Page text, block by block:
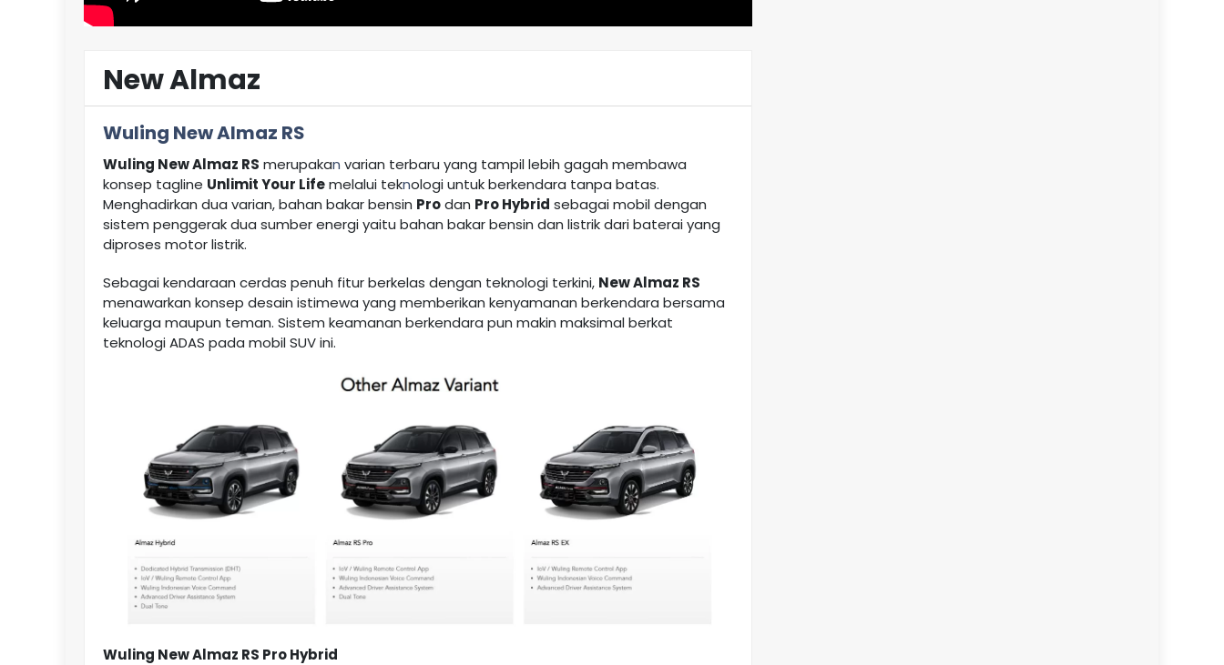
New Almaz
Wuling New Almaz RS
Wuling New Almaz RS merupakan varian terbaru yang tampil lebih gagah membawa
konsep tagline Unlimit Your Lifemelalui teknologi untuk berkendara tanpa batas.
Menghadirkan dua varian, bahan bakar bensin Prodan Pro Hybrid sebagai mobil dengan
sistem penggerak dua sumber energi yaitu bahan bakar bensin dan listrik dari baterai yang
diproses motor listrik.
Sebagai kendaraan cerdas penuh fitur berkelas dengan teknologi terkini, New Almaz RS
menawarkan konsep desain istimewa yang memberikan kenyamanan berkendara bersama
keluarga maupun teman. Sistem keamanan berkendara pun makin maksimal berkat
teknologi ADAS pada mobil SUV ini.
Wuling New Almaz RS Pro Hybrid